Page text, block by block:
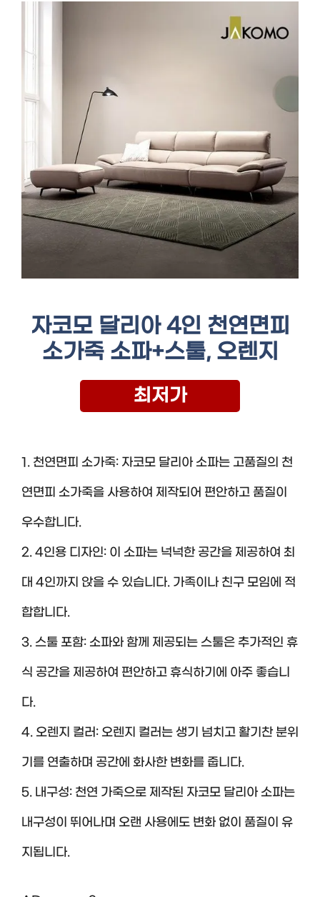
자코모 달리아 4인 천연면피
소가죽 소파+스툴, 오렌지
최저가
1. 천연면피 소가죽: 자코모 달리아 소파는 고품질의 천
연면피 소가죽을 사용하여 제작되어 편안하고 품질이
우수합니다.
2. 4인용 디자인: 이 소파는 넉넉한 공간을 제공하여 최
대 4인까지 앉을 수 있습니다. 가족이나 친구 모임에 적
합합니다.
3. 스툴 포함: 소파와 함께 제공되는 스툴은 추가적인 휴
식 공간을 제공하여 편안하고 휴식하기에 아주 좋습니
다.
4. 오렌지 컬러: 오렌지 컬러는 생기 넘치고 활기찬 분위
기를 연출하며 공간에 화사한 변화를 줍니다.
5. 내구성: 천연 가죽으로 제작된 자코모 달리아 소파는
내구성이 뛰어나며 오랜 사용에도 변화 없이 품질이 유
지됩니다.